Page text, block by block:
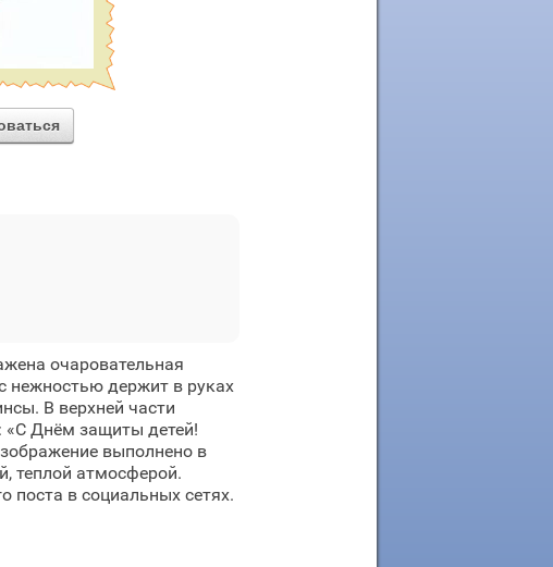
очаровательная
нежностью держит в руках
В верхней части
«С Днём защиты детей!
выполнено в
теплой атмосферой.
поста в социальных сетях.